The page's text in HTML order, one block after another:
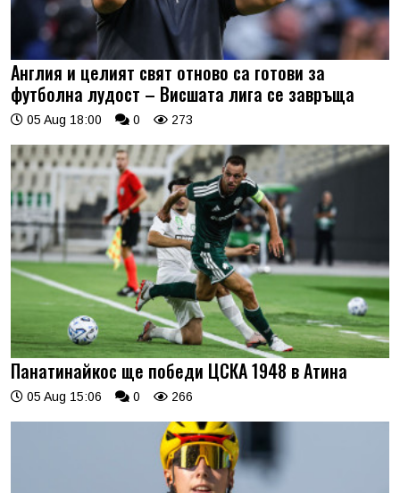
Англия и целият свят отново са готови за
футболна лудост – Висшата лига се завръща
05 Aug 18:00 0 273
Панатинайкос ще победи ЦСКА 1948 в Атина
05 Aug 15:06 0 266